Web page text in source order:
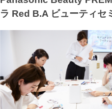
ラ Red B.A ビューティセ